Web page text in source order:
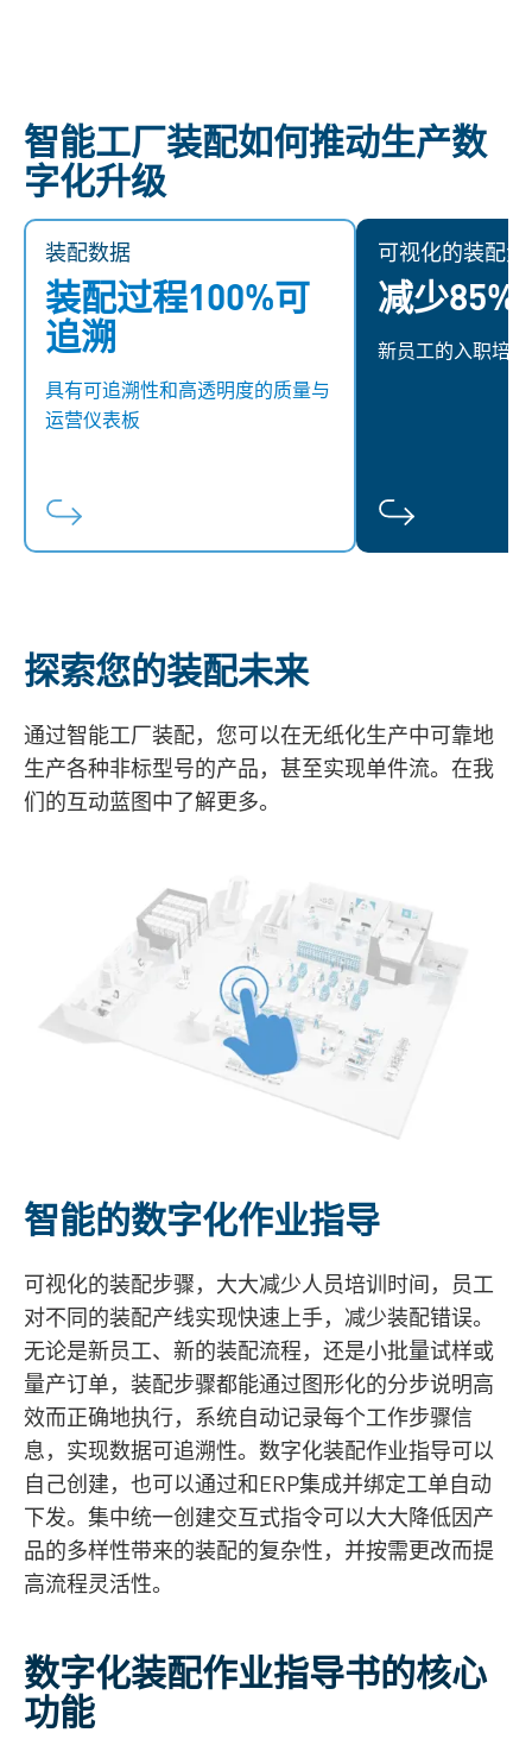
智能工厂装配如何推动生产数
字化升级
装配数据
装配过程100%可
追溯
具有可追溯性和高透明度的质量与
运营仪表板
借助智能工厂装配，可以实现单个
工作站乃至整个生产流程的生产数
据可视化，通过数据分析及改善来
达到效率最大化。质量标准和程序
被保存在数据库供随时调用，可以
可视化的装配
减少85%
新员工的入职培
可
数字化装配作业
新员工的培训需
配作业之间的切
探索您的装配未来
通过智能工厂装配，您可以在无纸化生产中可靠地
生产各种非标型号的产品，甚至实现单件流。在我
们的互动蓝图中了解更多。
智能的数字化作业指导
可视化的装配步骤，大大减少人员培训时间，员工
对不同的装配产线实现快速上手，减少装配错误。
无论是新员工、新的装配流程，还是小批量试样或
量产订单，装配步骤都能通过图形化的分步说明高
效而正确地执行，系统自动记录每个工作步骤信
息，实现数据可追溯性。数字化装配作业指导可以
自己创建，也可以通过和ERP集成并绑定工单自动
下发。集中统一创建交互式指令可以大大降低因产
品的多样性带来的装配的复杂性，并按需更改而提
高流程灵活性。
数字化装配作业指导书的核心
功能